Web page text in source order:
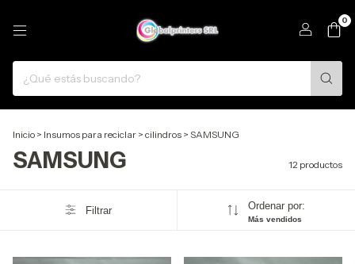
0
Inicio > Insumos para reciclar > cilindros > SAMSUNG
SAMSUNG 12 productos
Filtrar Ordenar por:
Más vendidos